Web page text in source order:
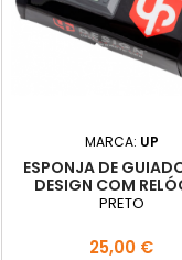
MARCA: UP
ESPONJA DE
DESIGN COM
INTEGRADO
PRETO
Preço
25,00 €